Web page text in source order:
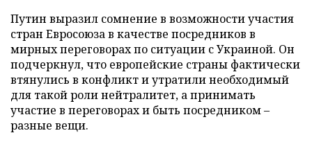
Путин выразил сомнение в возможности участия
стран Евросоюза в качестве посредников в
мирных переговорах по ситуации с Украиной. Он
подчеркнул, что европейские страны фактически
втянулись в конфликт и утратили необходимый
для такой роли нейтралитет, а принимать
участие в переговорах и быть посредником –
разные вещи.